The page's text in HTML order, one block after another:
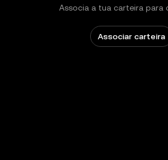
Associa a tua carteira para
Associar carteira